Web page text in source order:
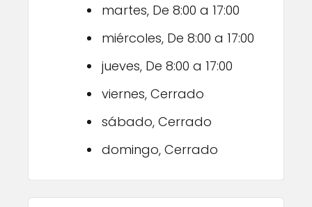
martes, De 8:00 a 17:00
miércoles, De 8:00 a 17:00
jueves, De 8:00 a 17:00
viernes, Cerrado
sábado, Cerrado
domingo, Cerrado